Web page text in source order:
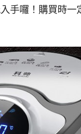
手囉！購買時一